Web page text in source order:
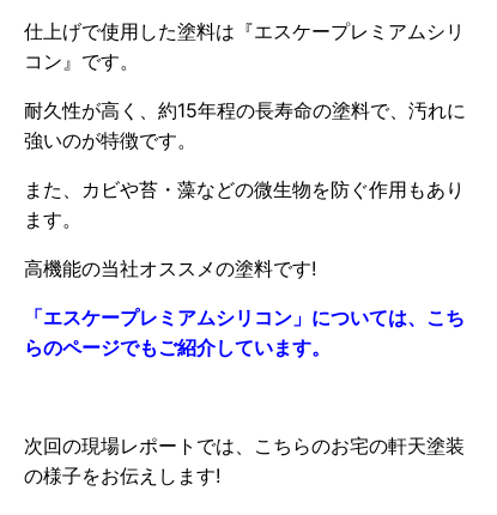
仕上げで使用した塗料は『エスケープレミアムシリ
コン』です。
耐久性が高く、約15年程の長寿命の塗料で、汚れに
強いのが特徴です。
また、カビや苔・藻などの微生物を防ぐ作用もあり
ます。
高機能の当社オススメの塗料です!
「エスケープレミアムシリコン」については、こち
らのページでもご紹介しています。
次回の現場レポートでは、こちらのお宅の軒天塗装
の様子をお伝えします!